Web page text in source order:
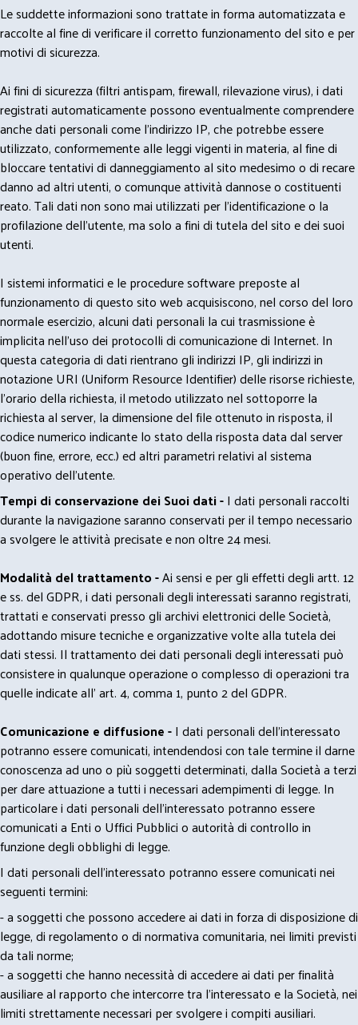
Le suddette informazioni sono trattate in forma automatizzata e
raccolte al fine di verificare il corretto funzionamento del sito e per
motivi di sicurezza.
Ai fini di sicurezza (filtri antispam, firewall, rilevazione virus), i dati
registrati automaticamente possono eventualmente comprendere
anche dati personali come l'indirizzo IP, che potrebbe essere
utilizzato, conformemente alle leggi vigenti in materia, al fine di
bloccare tentativi di danneggiamento al sito medesimo o di recare
danno ad altri utenti, o comunque attività dannose o costituenti
reato. Tali dati non sono mai utilizzati per l'identificazione o la
profilazione dell'utente, ma solo a fini di tutela del sito e dei suoi
utenti.
I sistemi informatici e le procedure software preposte al
funzionamento di questo sito web acquisiscono, nel corso del loro
normale esercizio, alcuni dati personali la cui trasmissione è
implicita nell'uso dei protocolli di comunicazione di Internet. In
questa categoria di dati rientrano gli indirizzi IP, gli indirizzi in
notazione URI (Uniform Resource Identifier) delle risorse richieste,
l'orario della richiesta, il metodo utilizzato nel sottoporre la
richiesta al server, la dimensione del file ottenuto in risposta, il
codice numerico indicante lo stato della risposta data dal server
(buon fine, errore, ecc.) ed altri parametri relativi al sistema
operativo dell'utente.
Tempi di conservazione dei Suoi dati -I dati personali raccolti
durante la navigazione saranno conservati per il tempo necessario
a svolgere le attività precisate e non oltre 24 mesi.
Modalità del trattamento -Ai sensi e per gli effetti degli artt. 12
e ss. del GDPR, i dati personali degli interessati saranno registrati,
trattati e conservati presso gli archivi elettronici delle Società,
adottando misure tecniche e organizzative volte alla tutela dei
dati stessi. Il trattamento dei dati personali degli interessati può
consistere in qualunque operazione o complesso di operazioni tra
quelle indicate all' art. 4, comma 1, punto 2 del GDPR.
Comunicazione e diffusione -I dati personali dell’interessato
potranno essere comunicati, intendendosi con tale termine il darne
conoscenza ad uno o più soggetti determinati, dalla Società a terzi
per dare attuazione a tutti i necessari adempimenti di legge. In
particolare i dati personali dell’interessato potranno essere
comunicati a Enti o Uffici Pubblici o autorità di controllo in
funzione degli obblighi di legge.
I dati personali dell’interessato potranno essere comunicati nei
seguenti termini:
- a soggetti che possono accedere ai dati in forza di disposizione di
legge, di regolamento o di normativa comunitaria, nei limiti previsti
da tali norme;
- a soggetti che hanno necessità di accedere ai dati per finalità
ausiliare al rapporto che intercorre tra l’interessato e la Società, nei
limiti strettamente necessari per svolgere i compiti ausiliari.